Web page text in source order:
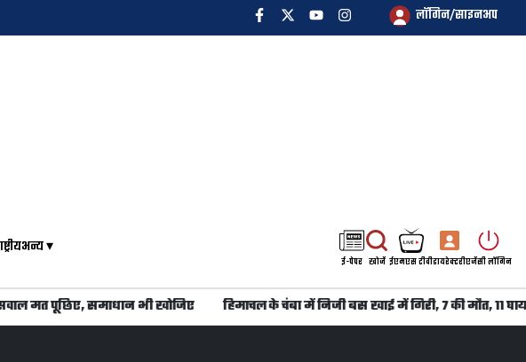
लॉगिन/साइनअप
अन्य▾
ई-पेपर खोजें ईएमएस टीवीडायरेक्टरीएजेंसी लॉगिन
मत पूछिए, समाधान भी खोजिए हिमाचल के चंबा में निजी बस खाई में गिरी, 7 की मौत, 11